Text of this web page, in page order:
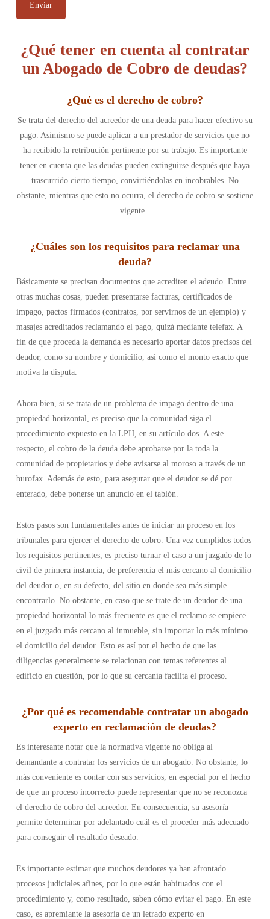
¿Qué tener en cuenta al contratar
un Abogado de Cobro de deudas?
¿Qué es el derecho de cobro?
Se trata del derecho del acreedor de una deuda para hacer efectivo su
pago. Asimismo se puede aplicar a un prestador de servicios que no
ha recibido la retribución pertinente por su trabajo. Es importante
tener en cuenta que las deudas pueden extinguirse después que haya
trascurrido cierto tiempo, convirtiéndolas en incobrables. No
obstante, mientras que esto no ocurra, el derecho de cobro se sostiene
vigente.
¿Cuáles son los requisitos para reclamar una
deuda?
Básicamente se precisan documentos que acrediten el adeudo. Entre
otras muchas cosas, pueden presentarse facturas, certificados de
impago, pactos firmados (contratos, por servirnos de un ejemplo) y
masajes acreditados reclamando el pago, quizá mediante telefax. A
fin de que proceda la demanda es necesario aportar datos precisos del
deudor, como su nombre y domicilio, así como el monto exacto que
motiva la disputa.
Ahora bien, si se trata de un problema de impago dentro de una
propiedad horizontal, es preciso que la comunidad siga el
procedimiento expuesto en la LPH, en su artículo dos. A este
respecto, el cobro de la deuda debe aprobarse por la toda la
comunidad de propietarios y debe avisarse al moroso a través de un
burofax. Además de esto, para asegurar que el deudor se dé por
enterado, debe ponerse un anuncio en el tablón.
Estos pasos son fundamentales antes de iniciar un proceso en los
tribunales para ejercer el derecho de cobro. Una vez cumplidos todos
los requisitos pertinentes, es preciso turnar el caso a un juzgado de lo
civil de primera instancia, de preferencia el más cercano al domicilio
del deudor o, en su defecto, del sitio en donde sea más simple
encontrarlo. No obstante, en caso que se trate de un deudor de una
propiedad horizontal lo más frecuente es que el reclamo se empiece
en el juzgado más cercano al inmueble, sin importar lo más mínimo
el domicilio del deudor. Esto es así por el hecho de que las
diligencias generalmente se relacionan con temas referentes al
edificio en cuestión, por lo que su cercanía facilita el proceso.
¿Por qué es recomendable contratar un abogado
experto en reclamación de deudas?
Es interesante notar que la normativa vigente no obliga al
demandante a contratar los servicios de un abogado. No obstante, lo
más conveniente es contar con sus servicios, en especial por el hecho
de que un proceso incorrecto puede representar que no se reconozca
el derecho de cobro del acreedor. En consecuencia, su asesoría
permite determinar por adelantado cuál es el proceder más adecuado
para conseguir el resultado deseado.
Es importante estimar que muchos deudores ya han afrontado
procesos judiciales afines, por lo que están habituados con el
procedimiento y, como resultado, saben cómo evitar el pago. En este
caso, es apremiante la asesoría de un letrado experto en